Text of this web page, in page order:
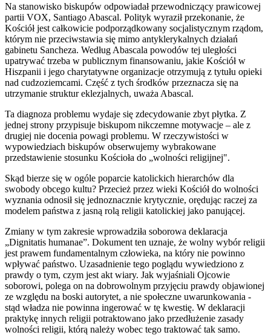
Na stanowisko biskupów odpowiadał przewodniczący prawicowej
partii VOX, Santiago Abascal. Polityk wyraził przekonanie, że
Kościół jest całkowicie podporządkowany socjalistycznym rządom,
którym nie przeciwstawia się mimo antyklerykalnych działań
gabinetu Sancheza. Według Abascala powodów tej uległości
upatrywać trzeba w publicznym finansowaniu, jakie Kościół w
Hiszpanii i jego charytatywne organizacje otrzymują z tytułu opieki
nad cudzoziemcami. Część z tych środków przeznacza się na
utrzymanie struktur eklezjalnych, uważa Abascal.
Ta diagnoza problemu wydaje się zdecydowanie zbyt płytka. Z
jednej strony przypisuje biskupom nikczemne motywacje – ale z
drugiej nie docenia powagi problemu. W rzeczywistości w
wypowiedziach biskupów obserwujemy wybrakowane
przedstawienie stosunku Kościoła do „wolności religijnej".
Skąd bierze się w ogóle poparcie katolickich hierarchów dla
swobody obcego kultu? Przecież przez wieki Kościół do wolności
wyznania odnosił się jednoznacznie krytycznie, orędując raczej za
modelem państwa z jasną rolą religii katolickiej jako panującej.
Zmiany w tym zakresie wprowadziła soborowa deklaracja
„Dignitatis humanae”. Dokument ten uznaje, że wolny wybór religii
jest prawem fundamentalnym człowieka, na który nie powinno
wpływać państwo. Uzasadnienie tego poglądu wywiedziono z
prawdy o tym, czym jest akt wiary. Jak wyjaśniali Ojcowie
soborowi, polega on na dobrowolnym przyjęciu prawdy objawionej
ze względu na boski autorytet, a nie społeczne uwarunkowania -
stąd władza nie powinna ingerować w tę kwestię. W deklaracji
praktykę innych religii potraktowano jako przedłużenie zasady
wolności religii, którą należy wobec tego traktować tak samo.